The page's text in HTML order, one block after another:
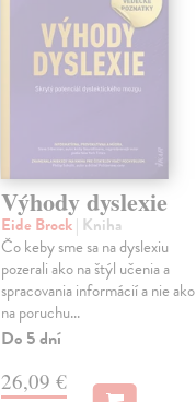
Výhody dyslexie
Eide Brock| Kniha
Čo keby sme sa na dyslexiu
pozerali ako na štýl učenia a
spracovania informácií a nie ako
na poruchu...
Do 5 dní
26,09 €